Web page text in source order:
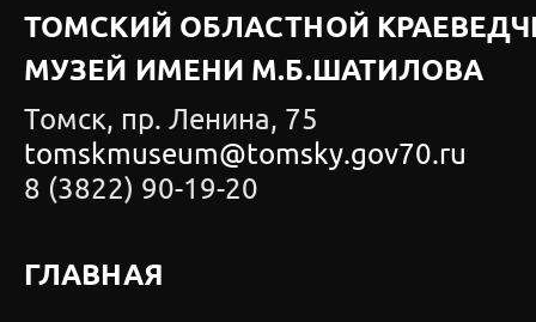
ТОМСКИЙ ОБЛАСТНОЙ
МУЗЕЙ ИМЕНИ М.Б.ШАТИЛОВА
Томск, пр. Ленина, 75
tomskmuseum@tomsky.gov70.ru
8 (3822) 90-19-20
ГЛАВНАЯ